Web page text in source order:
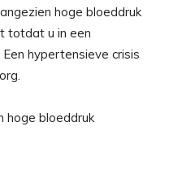
hoge bloeddruk
totdat u in een
hypertensieve crisis
hoge bloeddruk